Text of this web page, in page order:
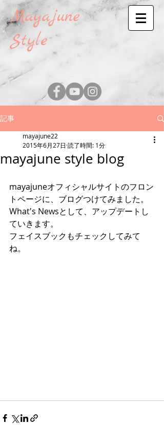
Mayajune
Style
記事
mayajune style blog
mayajune22
2015年6月27日 読了時間: 1分
mayajuneオフィシャルサイトのフロン
トページに、ブログつけてみました。
What's Newsとして、アップデートし
ていきます。
フェイスブックもチェックしてみて
ね。